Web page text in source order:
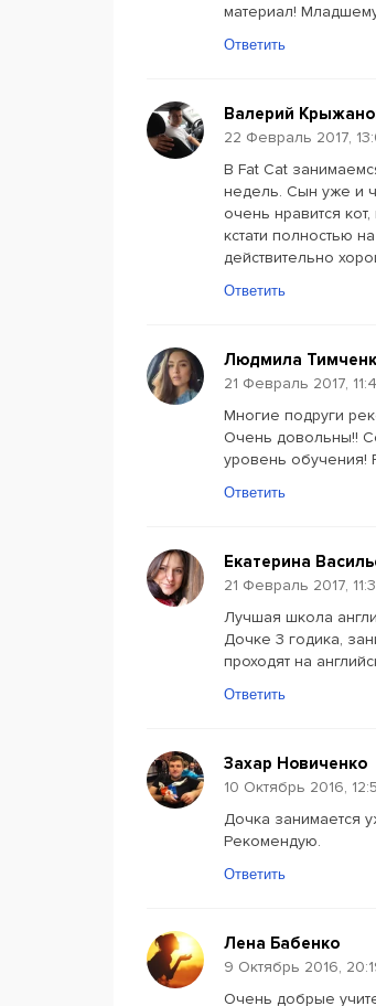
материал!
Ответить
Валерий
22 Февраль 2017,
В Fat Cat
недель. Сын уже и
очень нравится
кстати полностью
действительно
Ответить
Людмила
21 Февраль 2017,
Многие подруги
Очень довольны!!
уровень обучения!
Ответить
Екатерина
21 Февраль 2017,
Лучшая школа
Дочке 3 годика,
проходят на
Ответить
Захар Новиченко
10 Октябрь 2016,
Дочка занимается
Рекомендую.
Ответить
Лена Бабенко
9 Октябрь 2016,
Очень добрые